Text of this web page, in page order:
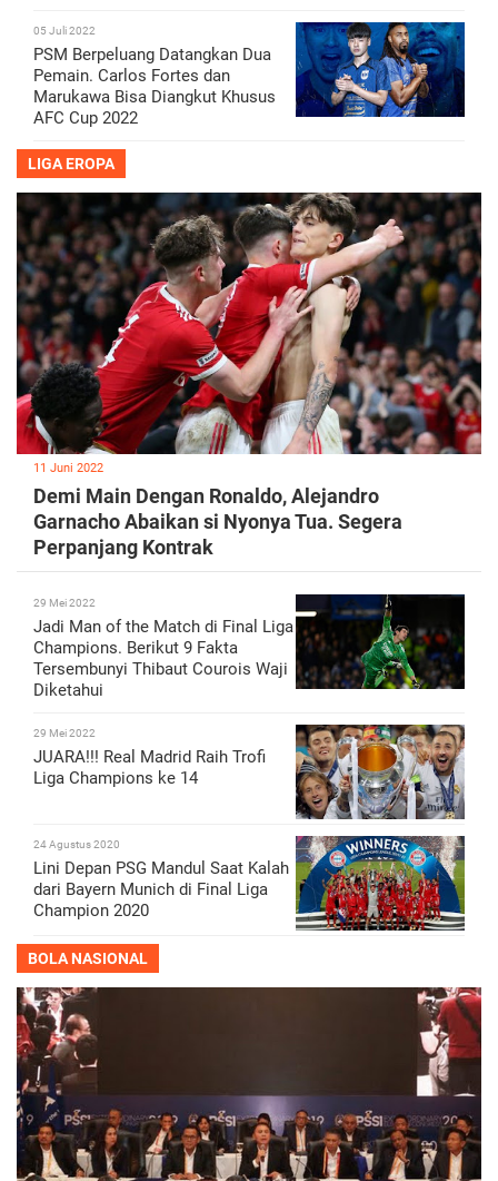
05 Juli 2022
PSM Berpeluang Datangkan Dua
Pemain. Carlos Fortes dan
Marukawa Bisa Diangkut Khusus
AFC Cup 2022
LIGA EROPA
11 Juni 2022
Demi Main Dengan Ronaldo, Alejandro
Garnacho Abaikan si Nyonya Tua. Segera
Perpanjang Kontrak
29 Mei 2022
Jadi Man of the Match di Final Liga
Champions. Berikut 9 Fakta
Tersembunyi Thibaut Courois Waji
Diketahui
29 Mei 2022
JUARA!!! Real Madrid Raih Trofi
Liga Champions ke 14
24 Agustus 2020
Lini Depan PSG Mandul Saat Kalah
dari Bayern Munich di Final Liga
Champion 2020
BOLA NASIONAL